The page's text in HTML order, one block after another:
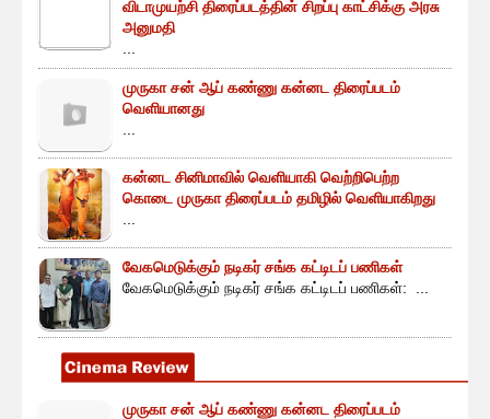
விடாமுயற்சி திரைப்படத்தின் சிறப்பு காட்சிக்கு அரசு
அனுமதி
முருகா சன் ஆப் கண்ணு கன்னட திரைப்படம்
வெளியானது
கன்னட சினிமாவில் வெளியாகி வெற்றிபெற்ற
கொடை முருகா திரைப்படம் தமிழில் வெளியாகிறது
வேகமெடுக்கும் நடிகர் சங்க கட்டிடப் பணிகள்
வேகமெடுக்கும் நடிகர் சங்க கட்டிடப் பணிகள்: ...
முருகா சன் ஆப் கண்ணு கன்னட திரைப்படம்